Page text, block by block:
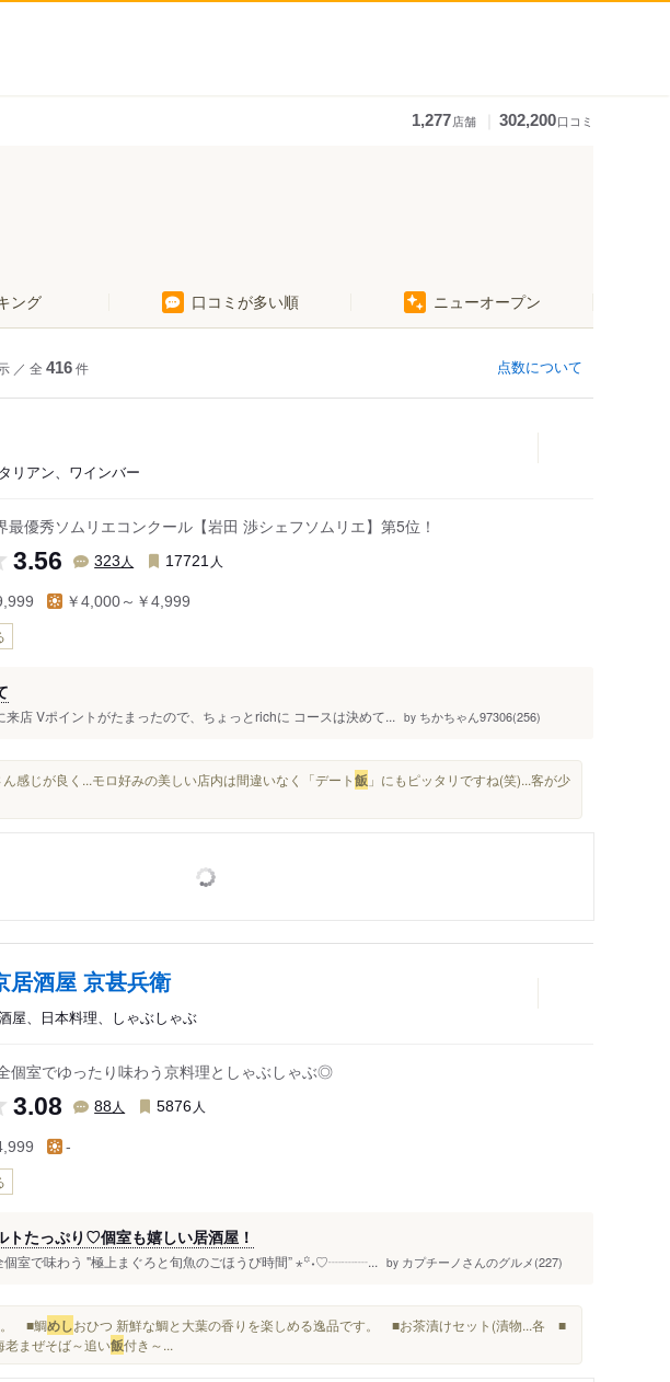
1,277店舗 302,200口コミ
ング 口コミが多い順 ニューオープン
／ 全 416件 点数について
リアン、ワインバー
最優秀ソムリエコンクール【岩田 渉シェフソムリエ】第5位！
3.56 323 人 17721 人
￥4,000～￥4,999
来店 Vポイントがたまったので、ちょっとrichに コースは決めて... by ちかちゃん97306(256)
感じが良く...モロ好みの美しい店内は間違いなく「デート飯 」にもピッタリですね(笑)...客が少
居酒屋 京甚兵衛
屋、日本料理、しゃぶしゃぶ
個室でゆったり味わう京料理としゃぶしゃぶ◎
3.08 88人 5876 人
-
トたっぷり♡個室も嬉しい居酒屋！
個室で味わう "極上まぐろと旬魚のごほうび時間” ⋆꙳˖♡┈┈┈... by カプチーノさんのグルメ(227)
。 ■鯛めしおひつ 新鮮な鯛と大葉の香りを楽しめる逸品です。 ■お茶漬けセット(漬物...各 ■
まぜそば～追い飯付き～...